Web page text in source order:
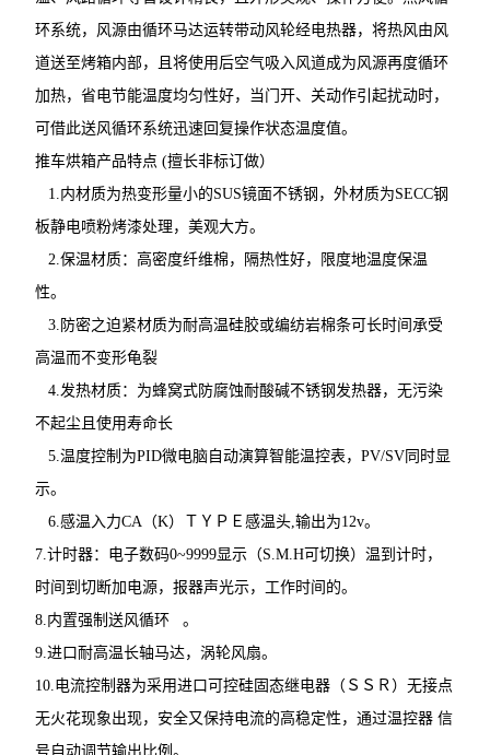
环系统，风源由循环马达运转带动风轮经电热器，将热风由风
道送至烤箱内部，且将使用后空气吸入风道成为风源再度循环
加热，省电节能温度均匀性好，当门开、关动作引起扰动时，
可借此送风循环系统迅速回复操作状态温度值。
推车烘箱产品特点 (擅长非标订做）
1.内材质为热变形量小的SUS镜面不锈钢，外材质为SECC钢
板静电喷粉烤漆处理，美观大方。
2.保温材质：高密度纤维棉，隔热性好，限度地温度保温
性。
3.防密之迫紧材质为耐高温硅胶或编纺岩棉条可长时间承受
高温而不变形龟裂
4.发热材质：为蜂窝式防腐蚀耐酸碱不锈钢发热器，无污染
不起尘且使用寿命长
5.温度控制为PID微电脑自动演算智能温控表，PV/SV同时显
示。
6.感温入力CA（K）ＴＹＰＥ感温头,输出为12v。
7.计时器：电子数码0~9999显示（S.M.H可切换）温到计时，
时间到切断加电源，报器声光示，工作时间的。
8.内置强制送风循环 。
9.进口耐高温长轴马达，涡轮风扇。
10.电流控制器为采用进口可控硅固态继电器（ＳＳＲ）无接点
无火花现象出现，安全又保持电流的高稳定性，通过温控器 信
号自动调节输出比例。